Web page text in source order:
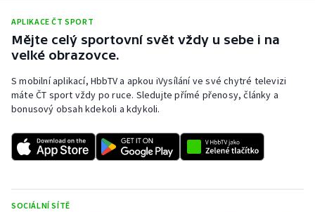
Olympijské hry
Parasport
Plavání
Plážový volejbal
Ragby
APLIKACE ČT SPORT
Mějte celý sportovní svět vždy u sebe i na
velké obrazovce.
S mobilní aplikací, HbbTV a apkou iVysílání ve své chytré televizi
máte ČT sport vždy po ruce. Sledujte přímé přenosy, články a
bonusový obsah kdekoli a kdykoli.
SOCIÁLNÍ SÍTĚ